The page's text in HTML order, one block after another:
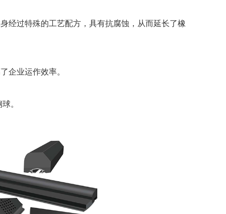
经过特殊的工艺配方，具有抗腐蚀，从而延长了橡
企业运作效率。
。